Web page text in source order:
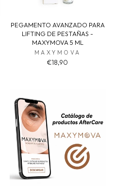
PEGAMENTO AVANZADO PARA
LIFTING DE PESTAÑAS -
MAXYMOVA 5 ML
MAXYMOVA
€18,90